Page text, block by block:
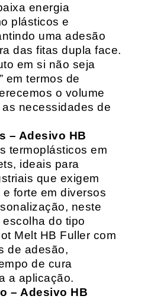
energia
plásticos e
uma adesão
das fitas dupla face.
em si não seja
em termos de
o volume
necessidades de
– Adesivo HB
termoplásticos em
ideais para
que exigem
forte em diversos
neste
do tipo
Melt HB Fuller com
de adesão,
de cura
a aplicação.
– Adesivo HB